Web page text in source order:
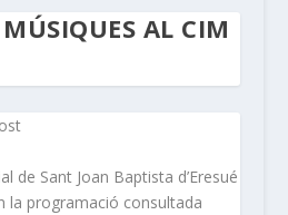
AL CIM
de Sant Joan Baptista d’Eresué
la programació consultada